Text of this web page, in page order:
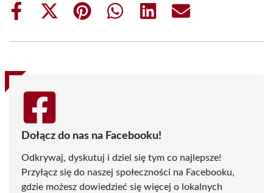
Share
Share
(Twitter)
Share
Share
Share
Share
Dołącz do nas na Facebooku!
Odkrywaj, dyskutuj i dziel się tym co najlepsze!
Przyłącz się do naszej społeczności na Facebooku,
gdzie możesz dowiedzieć się więcej o lokalnych